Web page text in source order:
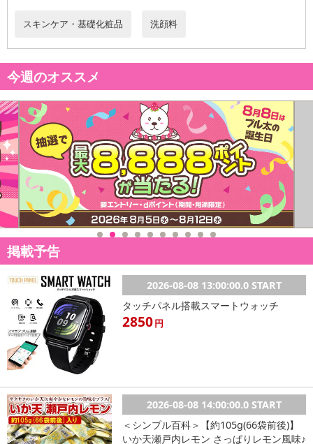
スキンケア・基礎化粧品 洗顔料
今週のオススメ
掲載予告
2026-08-08 13:00:00.0 START
タッチパネル搭載スマートウォッチ
2850円
2026-08-08 14:00:00.0 START
＜シンプル百科＞【約105g(66袋前後)】
いか天瀬戸内レモン さっぱりレモン風味♪